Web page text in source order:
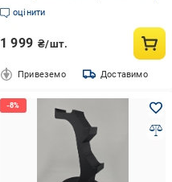
оцінити
1 999 ₴/шт.
Привеземо Доставимо